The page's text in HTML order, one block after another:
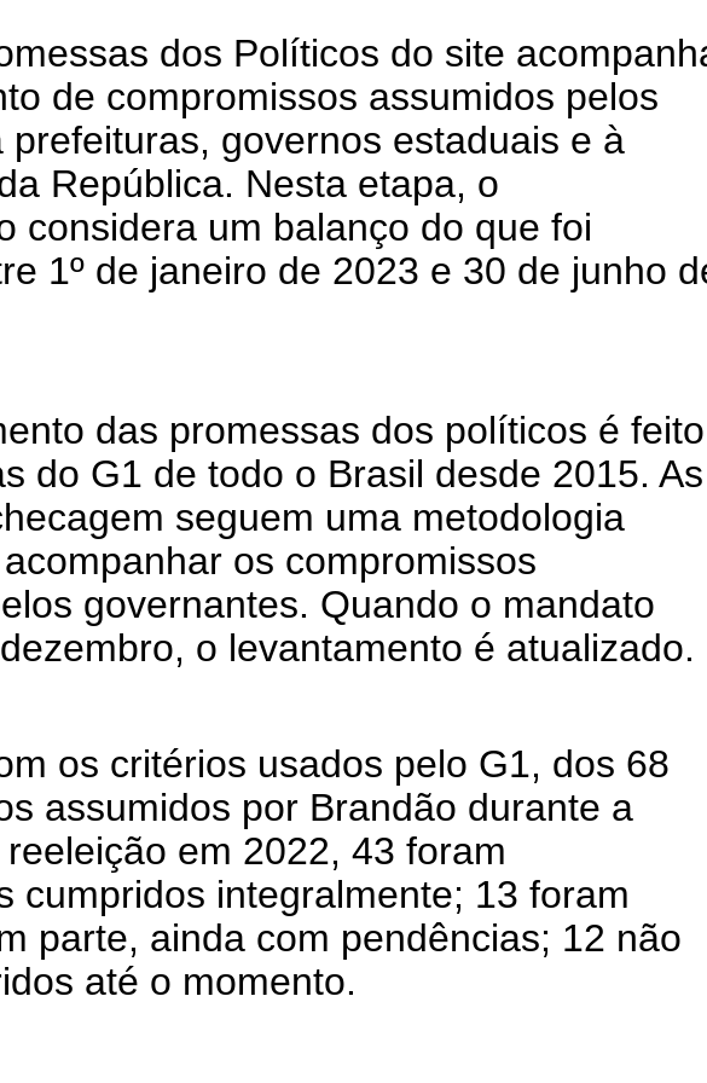
dos Políticos do site
de compromissos assumidos pelos
prefeituras, governos estaduais e à
República. Nesta etapa, o
considera um balanço do que foi
1º de janeiro de 2023 e 30 de junho
das promessas dos políticos é feito
do G1 de todo o Brasil desde 2015. As
seguem uma metodologia
os compromissos
governantes. Quando o mandato
o levantamento é atualizado.
os critérios usados pelo G1, dos 68
assumidos por Brandão durante a
em 2022, 43 foram
cumpridos integralmente; 13 foram
parte, ainda com pendências; 12 não
até o momento.